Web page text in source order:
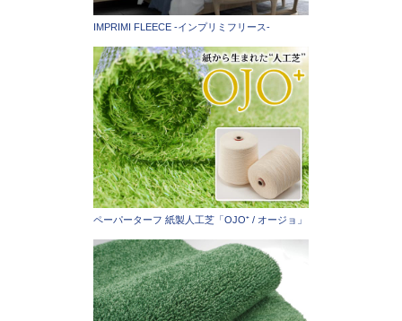
IMPRIMI FLEECE -インプリミフリース-
ペーパーターフ 紙製人工芝「OJO⁺ / オージョ」